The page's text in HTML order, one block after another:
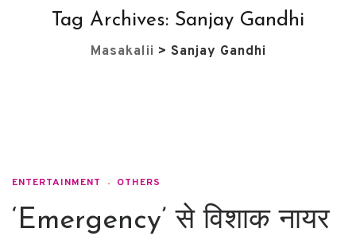
Tag Archives: Sanjay Gandhi
Masakalii > Sanjay Gandhi
ENTERTAINMENT OTHERS
‘Emergency’ से विशाक नायर